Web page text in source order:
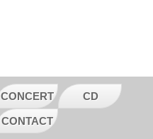
CONCERT CD
CONTACT